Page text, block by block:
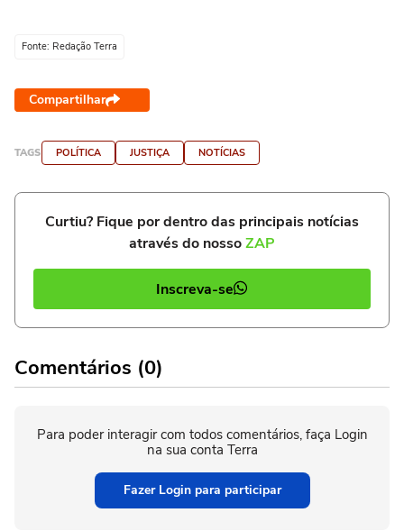
Fonte: Redação Terra
Compartilhar
TAGS POLÍTICA JUSTIÇA NOTÍCIAS
Curtiu? Fique por dentro das principais notícias
através do nossoZAP
Inscreva-se
Comentários (0)
Para poder interagir com todos comentários, faça Login
na sua conta Terra
Fazer Login para participar